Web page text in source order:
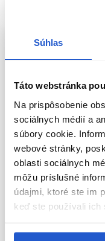
Súhlas
Táto webstránka
Na prispôsobenie
sociálnych médií a
súbory cookie.
webové stránky,
oblasti sociálnych
môžu príslušné
údajmi, ktoré ste im
keď ste používali ich
Doprava zadarmo
Oficiálna distribúcia
Sibel mycí box Elegantia
Sibel